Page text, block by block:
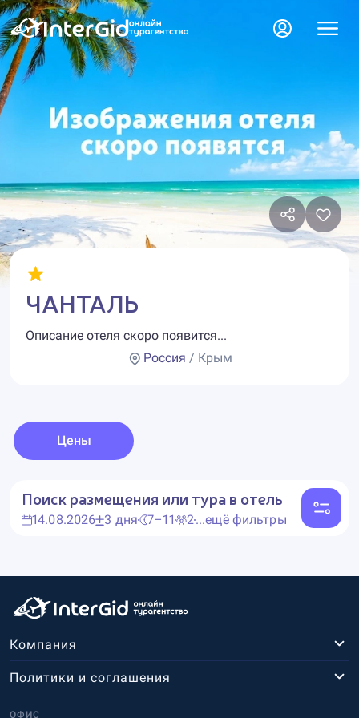
ЧАНТАЛЬ
Описание отеля скоро появится...
Россия / Крым
Цены
Поиск размещения или тура в отель
14.08.2026 3 дня 7–11 2...ещё фильтры
Компания
ОФИС
Политики и соглашения